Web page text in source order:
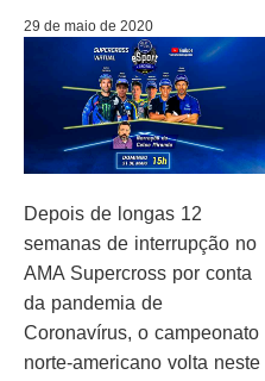
29 de maio de 2020
Depois de longas 12
semanas de interrupção no
AMA Supercross por conta
da pandemia de
Coronavírus, o campeonato
norte-americano volta neste